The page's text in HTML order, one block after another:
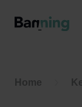
Home